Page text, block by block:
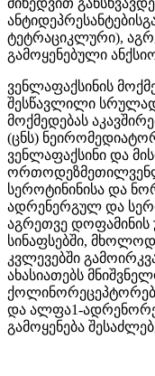
ტეტრაციკლური),
გამოყენებული
ვენლაფაქსინის
შესწავლილი
მოქმედებას
(ცნს)
ვენლაფაქსინი და
სეროტინინისა და
ადრენერგულ და
აგრეთვე დოფამინის
სინაფსებში,
კვლევებში
ახასიათებს
და ალფა1-
გამოყენება